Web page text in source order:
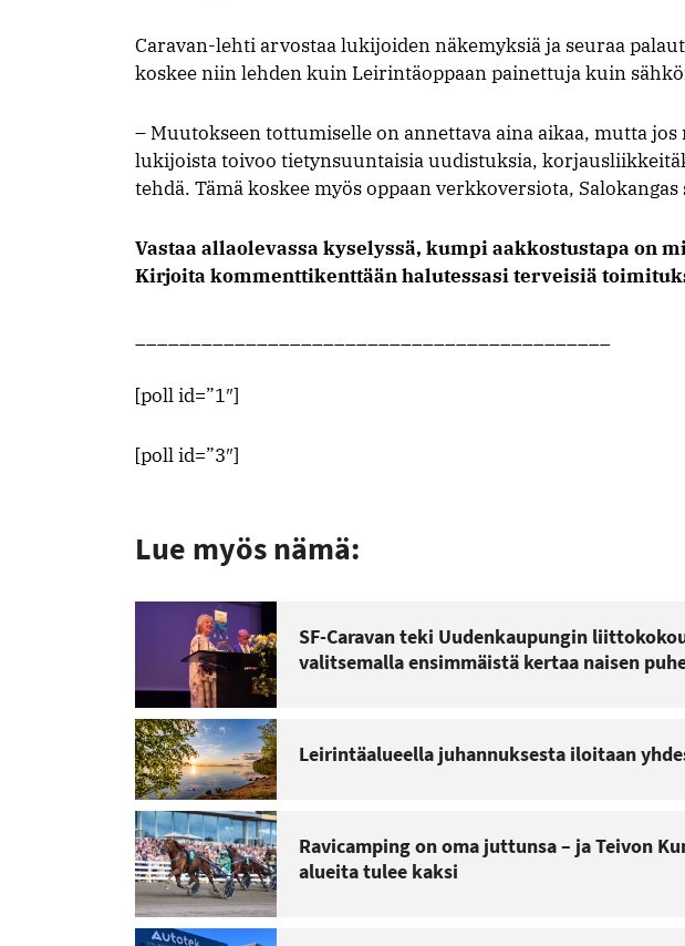
Caravan-lehti arvostaa lukijoiden näkemyksiä ja seuraa
koskee niin lehden kuin Leirintäoppaan painettuja kuin
– Muutokseen tottumiselle on annettava aina aikaa, mutta
lukijoista toivoo tietynsuuntaisia uudistuksia,
tehdä. Tämä koskee myös oppaan verkkoversiota, Salokangas
Vastaa allaolevassa kyselyssä, kumpi aakkostustapa on
Kirjoita kommenttikenttään halutessasi terveisiä
[poll id=”1″]
[poll id=”3″]
Lue myös nämä:
SF-Caravan teki Uudenkaupungin
valitsemalla ensimmäistä kertaa naisen
Leirintäalueella juhannuksesta iloitaan
Ravicamping on oma juttunsa – ja Teivon
alueita tulee kaksi